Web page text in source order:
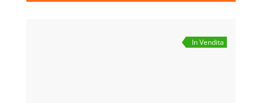
In Vendita